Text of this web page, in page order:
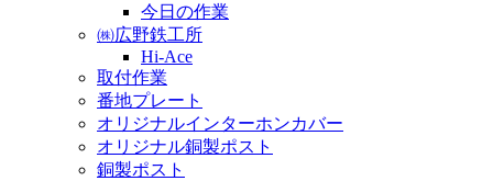
今日の作業
㈱広野鉄工所
Hi-Ace
取付作業
番地プレート
オリジナルインターホンカバー
オリジナル銅製ポスト
銅製ポスト